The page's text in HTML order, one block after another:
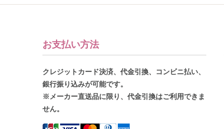
お支払い方法
クレジットカード決済、代金引換、コンビニ払い、
銀行振り込みが可能です。
※メーカー直送品に限り、代金引換はご利用できま
せん。